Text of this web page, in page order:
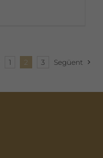
1 2 3 Següent